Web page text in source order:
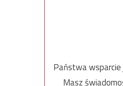
Państwa wsparcie
Masz